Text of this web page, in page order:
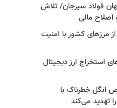
فولاد سیرجان/ تلاش
اصلاح مالی
زائر از مرزهای کشور با امنیت
های استخراج ارز دیجیتال
انگل خطرناک با
تهدید می‌کند